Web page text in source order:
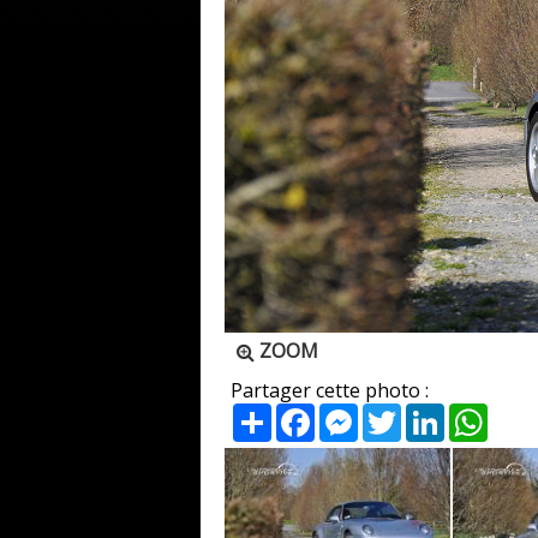
ZOOM
Partager cette photo :
PartagerFacebookMessenger
TwitterLinkedIn